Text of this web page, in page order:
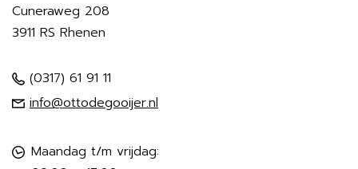
Cuneraweg 208
3911 RS Rhenen
(0317) 61 91 11
info@ottodegooijer.nl
Maandag t/m vrijdag: